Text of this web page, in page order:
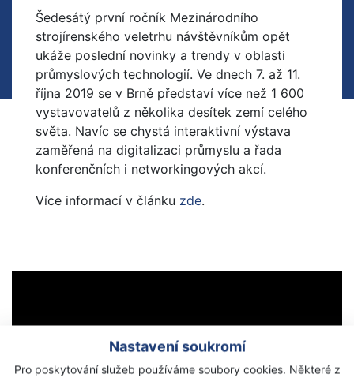
Nastavení soukromí
Pro poskytování služeb používáme soubory cookies. Některé z
Šedesátý první ročník Mezinárodního
strojírenského veletrhu návštěvníkům opět
ukáže poslední novinky a trendy v oblasti
průmyslových technologií. Ve dnech 7. až 11.
října 2019 se v Brně představí více než 1 600
vystavovatelů z několika desítek zemí celého
světa. Navíc se chystá interaktivní výstava
zaměřená na digitalizaci průmyslu a řada
konferenčních i networkingových akcí.
Více informací v článku zde.